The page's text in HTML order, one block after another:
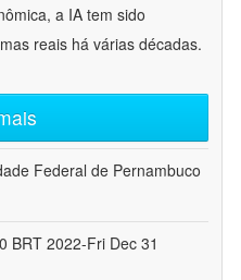
a IA tem sido
reais há várias décadas.
Federal de Pernambuco
BRT 2022-Fri Dec 31